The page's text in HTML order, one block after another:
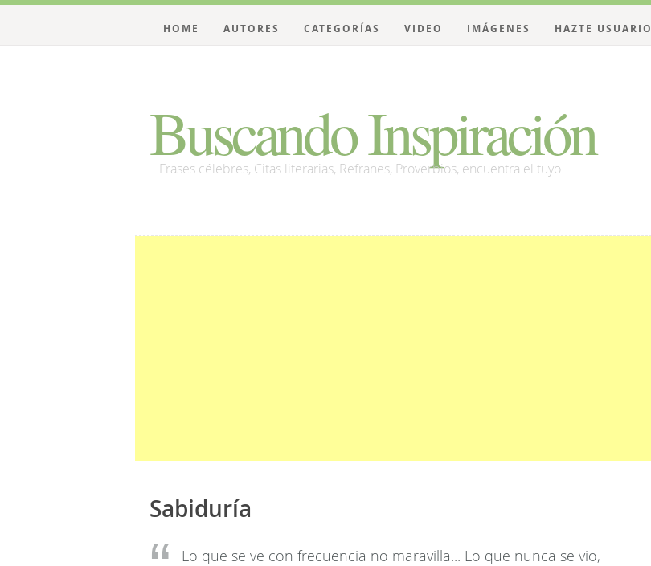
Buscando Inspiración
Frases célebres, Citas literarias, Refranes, Proverbios, encuentra el tuyo
HOME AUTORES CATEGORÍAS VIDEO IMÁGENES HAZTE USUARIO
Sabiduría
Lo que se ve con frecuencia no maravilla... Lo que nunca se vio,